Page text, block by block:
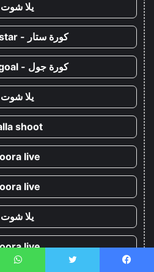
يلا شوت
كورة ستار - koora-star
كورة جول - koora-goal
يلا شوت
shoot
live
live
يلا شوت
live